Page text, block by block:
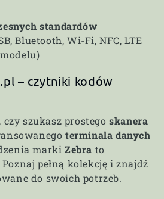
standardów
Bluetooth, Wi-Fi, NFC, LTE
– czytniki kodów
czy szukasz prostegoskanera
terminala danych
markiZebra to
pełną kolekcję i znajdź
do swoich potrzeb.